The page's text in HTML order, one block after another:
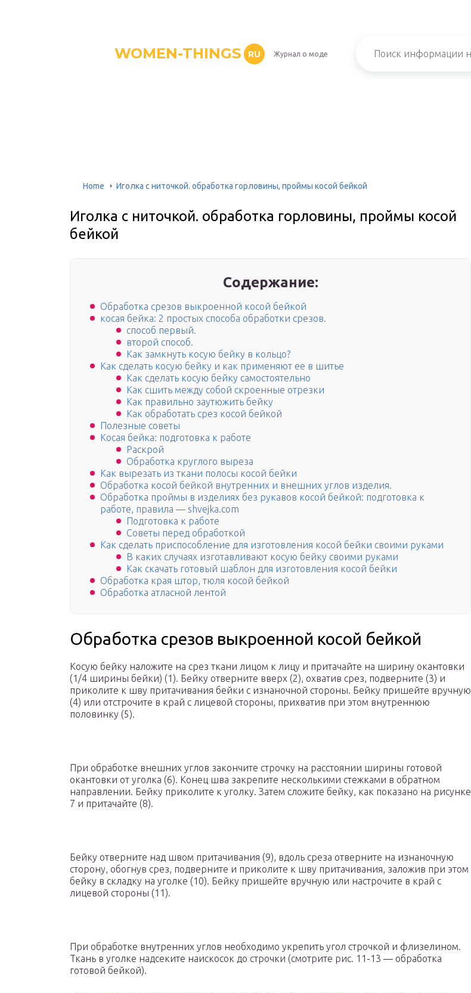
WOMEN-THINGS RU Журнал о моде
Home Иголка с ниточкой. обработка горловины, проймы косой бейкой
Иголка с ниточкой. обработка горловины, проймы косой
бейкой
Содержание:
Обработка срезов выкроенной косой бейкой
косая бейка: 2 простых способа обработки срезов.
способ первый.
второй способ.
Как замкнуть косую бейку в кольцо?
Как сделать косую бейку и как применяют ее в шитье
Как сделать косую бейку самостоятельно
Как сшить между собой скроенные отрезки
Как правильно заутюжить бейку
Как обработать срез косой бейкой
Полезные советы
Косая бейка: подготовка к работе
Раскрой
Обработка круглого выреза
Как вырезать из ткани полосы косой бейки
Обработка косой бейкой внутренних и внешних углов изделия.
Обработка проймы в изделиях без рукавов косой бейкой: подготовка к
работе, правила — shvejka.com
Подготовка к работе
Советы перед обработкой
Как сделать приспособление для изготовления косой бейки своими руками
В каких случаях изготавливают косую бейку своими руками
Как скачать готовый шаблон для изготовления косой бейки
Обработка края штор, тюля косой бейкой
Обработка атласной лентой
Обработка срезов выкроенной косой бейкой
Косую бейку наложите на срез ткани лицом к лицу и притачайте на ширину окантовки
(1/4 ширины бейки) (1). Бейку отверните вверх (2), охватив срез, подверните (3) и
приколите к шву притачивания бейки с изнаночной стороны. Бейку пришейте вручную
(4) или отстрочите в край с лицевой стороны, прихватив при этом внутреннюю
половинку (5).
При обработке внешних углов закончите строчку на расстоянии ширины готовой
окантовки от уголка (6). Конец шва закрепите несколькими стежками в обратном
направлении. Бейку приколите к уголку. Затем сложите бейку, как показано на рисунке
7 и притачайте (8).
Бейку отверните над швом притачивания (9), вдоль среза отверните на изнаночную
сторону, обогнув срез, подверните и приколите к шву притачивания, заложив при этом
бейку в складку на уголке (10). Бейку пришейте вручную или настрочите в край с
лицевой стороны (11).
При обработке внутренних углов необходимо укрепить угол строчкой и флизелином.
Ткань в уголке надсеките наискосок до строчки (смотрите рис. 11-13 — обработка
готовой бейкой).